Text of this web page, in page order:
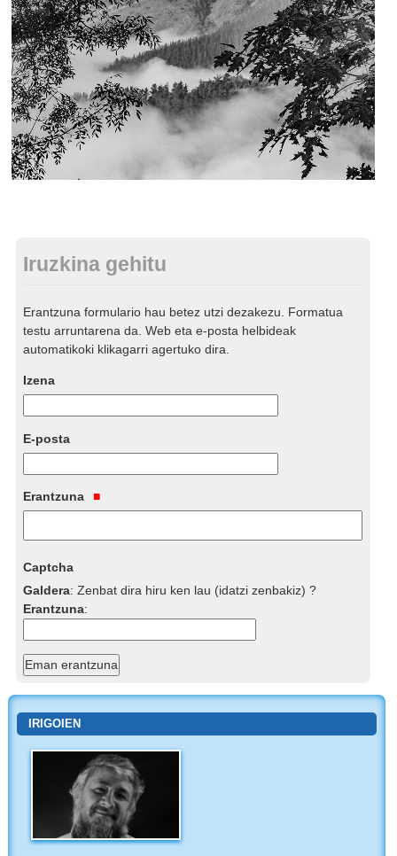
Iruzkina gehitu
Erantzuna formulario hau betez utzi dezakezu. Formatua
testu arruntarena da. Web eta e-posta helbideak
automatikoki klikagarri agertuko dira.
Izena
E-posta
Erantzuna
Captcha
Galdera:Zenbat dira hiru ken lau (idatzi zenbakiz) ?
Erantzuna:
IRIGOIEN